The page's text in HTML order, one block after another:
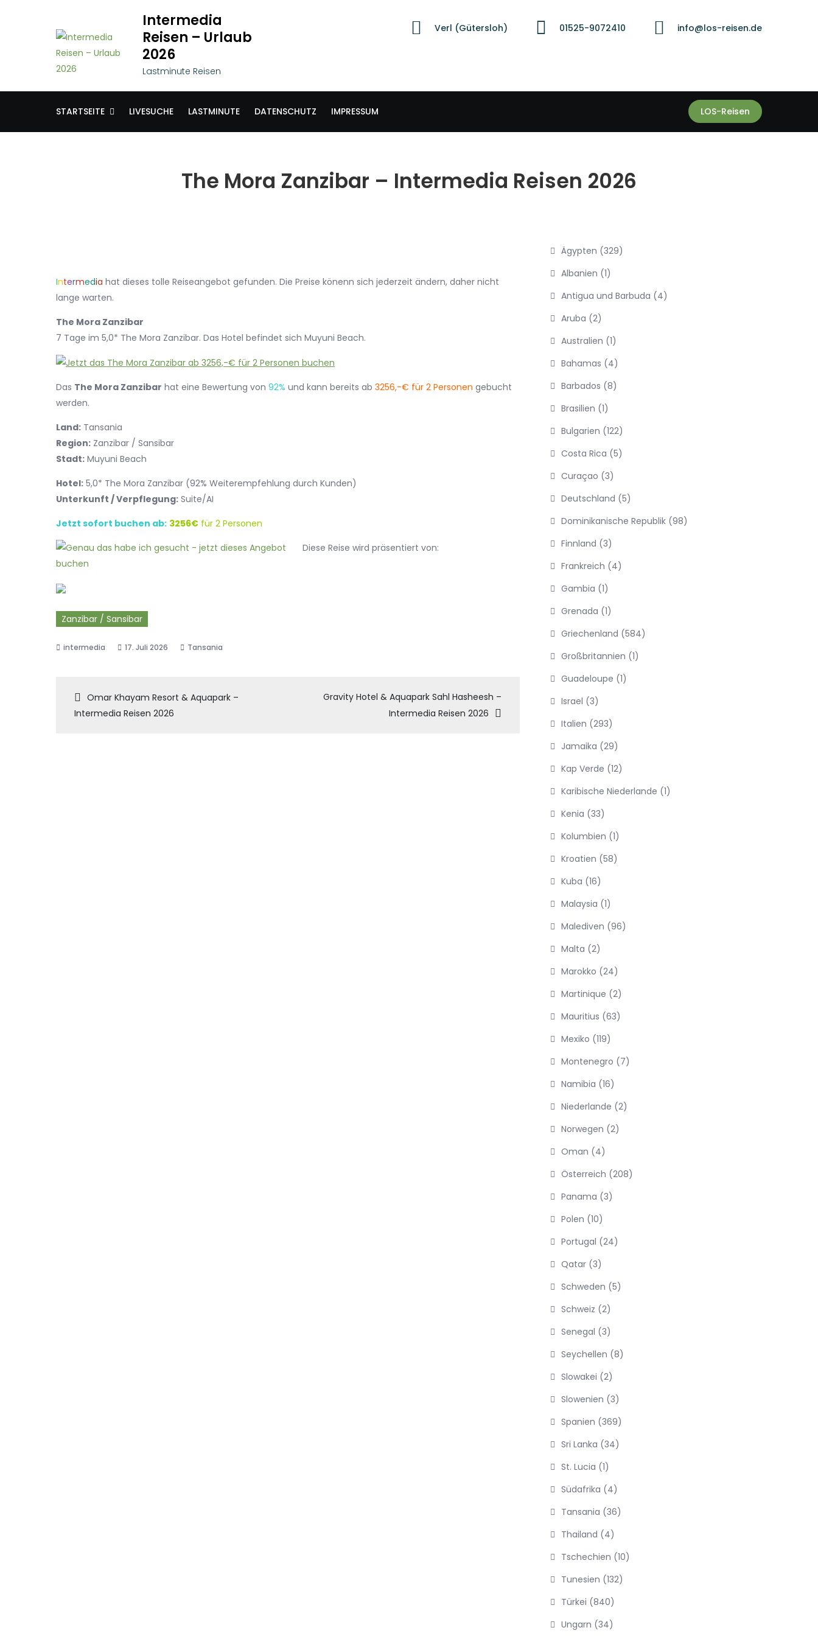
Intermedia
Reisen – Urlaub
2026
Lastminute Reisen
Verl (Gütersloh) 01525-9072410 info@los-reisen.de
STARTSEITE LIVESUCHE LASTMINUTE DATENSCHUTZ IMPRESSUM LOS-Reisen
The Mora Zanzibar – Intermedia Reisen 2026
Intermedia hat dieses tolle Reiseangebot gefunden. Die Preise könenn sich jederzeit ändern, daher nicht
lange warten.
The Mora Zanzibar
7 Tage im 5,0* The Mora Zanzibar. Das Hotel befindet sich Muyuni Beach.
Das The Mora Zanzibar hat eine Bewertung von 92% und kann bereits ab 3256,-€ für 2 Personen gebucht
werden.
Land: Tansania
Region: Zanzibar / Sansibar
Stadt: Muyuni Beach
Hotel: 5,0* The Mora Zanzibar (92% Weiterempfehlung durch Kunden)
Unterkunft / Verpflegung: Suite/AI
Jetzt sofort buchen ab: 3256€ für 2 Personen
Diese Reise wird präsentiert von:
Zanzibar / Sansibar
17. Juli 2026 Tansania
Beitragsnavigation
Omar Khayam Resort & Aquapark –
Intermedia Reisen 2026
Gravity Hotel & Aquapark Sahl Hasheesh –
Intermedia Reisen 2026
Ägypten (329)
Albanien (1)
Antigua und Barbuda (4)
Aruba (2)
Australien (1)
Bahamas (4)
Barbados (8)
Brasilien (1)
Bulgarien (122)
Costa Rica (5)
Curaçao (3)
Deutschland (5)
Dominikanische Republik (98)
Finnland (3)
Frankreich (4)
Gambia (1)
Grenada (1)
Griechenland (584)
Großbritannien (1)
Guadeloupe (1)
Israel (3)
Italien (293)
Jamaika (29)
Kap Verde (12)
Karibische Niederlande (1)
Kenia (33)
Kolumbien (1)
Kroatien (58)
Kuba (16)
Malaysia (1)
Malediven (96)
Malta (2)
Marokko (24)
Martinique (2)
Mauritius (63)
Mexiko (119)
Montenegro (7)
Namibia (16)
Niederlande (2)
Norwegen (2)
Oman (4)
Österreich (208)
Panama (3)
Polen (10)
Portugal (24)
Qatar (3)
Schweden (5)
Schweiz (2)
Senegal (3)
Seychellen (8)
Slowakei (2)
Slowenien (3)
Spanien (369)
Sri Lanka (34)
St. Lucia (1)
Südafrika (4)
Tansania (36)
Thailand (4)
Tschechien (10)
Tunesien (132)
Türkei (840)
Ungarn (34)